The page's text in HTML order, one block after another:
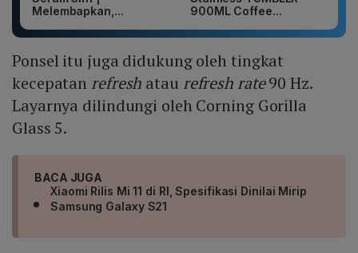
Melembapkan,...
900ML Coffee...
Ponsel itu juga didukung oleh tingkat
kecepatan refresh atau refresh rate90 Hz.
Layarnya dilindungi oleh Corning Gorilla
Glass 5.
BACA JUGA
Xiaomi Rilis Mi 11 di RI, Spesifikasi Dinilai Mirip
Samsung Galaxy S21